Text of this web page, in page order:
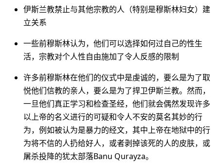
伊斯兰教禁止与其他宗教的人（特别是穆斯林妇女）建
立关系
一些前穆斯林认为，他们可以选择如何过自己的性生
活，宗教对个人性自由施加了令人反感的限制
许多前穆斯林在他们的仪式中是虔诚的，要么是为了取
悦他们信教的亲人，要么是为了捍卫伊斯兰教。然而，
一旦他们真正学习和检查圣经，他们就会偶然发现许多
以上帝的名义进行的可疑和令人不安的莫名其妙的行
为，例如被认为是暴力的经文，其中上帝在地狱中的行
为将不信的人扔给好人，或者剥掉该死的人的皮肤，或
屠杀投降的犹太部落Banu Qurayza。